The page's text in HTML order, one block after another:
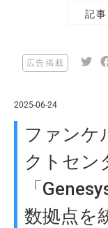
記事
広告掲載
2025-06-24
ファンケ
クトセン
「
数拠点を